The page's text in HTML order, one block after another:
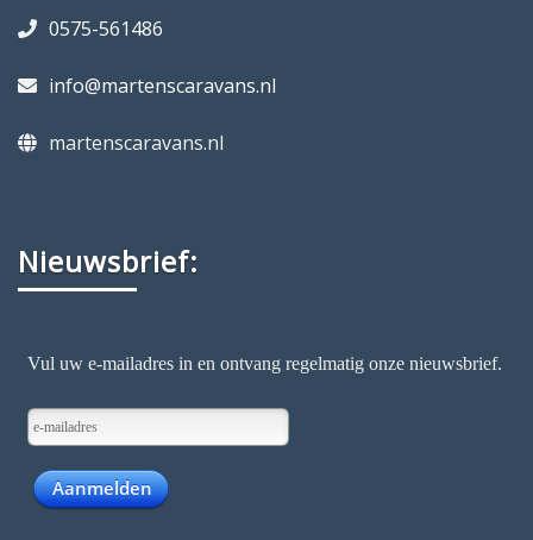
0575-561486
info@martenscaravans.nl
martenscaravans.nl
Nieuwsbrief: